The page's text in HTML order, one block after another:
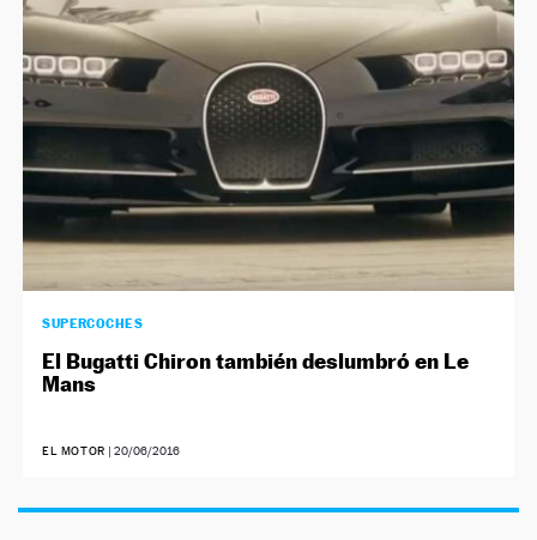
SUPERCOCHES
El Bugatti Chiron también deslumbró en Le
Mans
EL MOTOR | 20/06/2016